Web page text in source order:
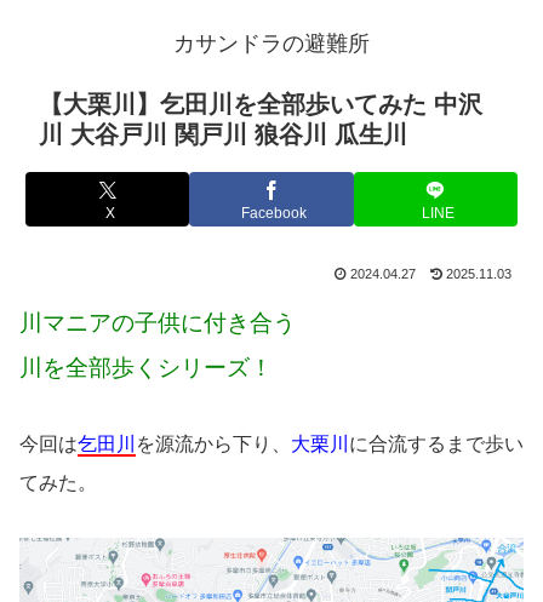
カサンドラの避難所
【大栗川】乞田川を全部歩いてみた 中沢
川 大谷戸川 関戸川 狼谷川 瓜生川
X Facebook LINE
2024.04.27 2025.11.03
川マニアの子供に付き合う
川を全部歩くシリーズ！
今回は乞田川 を源流から下り、 大栗川 に合流するまで歩い
てみた。